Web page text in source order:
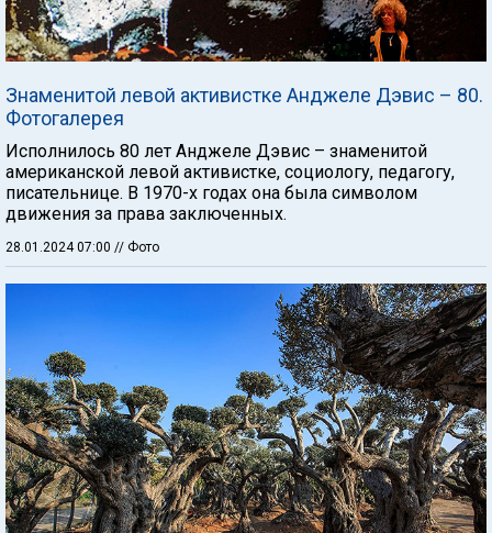
Знаменитой левой активистке Анджеле Дэвис – 80.
Фотогалерея
Исполнилось 80 лет Анджеле Дэвис – знаменитой
американской левой активистке, социологу, педагогу,
писательнице. В 1970-х годах она была символом
движения за права заключенных.
28.01.2024 07:00 // Фото